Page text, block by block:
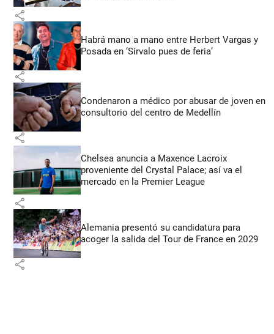
share
Habrá mano a mano entre Herbert Vargas y
Posada en ‘Sírvalo pues de feria’
share
Condenaron a médico por abusar de joven en
consultorio del centro de Medellín
share
Chelsea anuncia a Maxence Lacroix
proveniente del Crystal Palace; así va el
mercado en la Premier League
share
Alemania presentó su candidatura para
acoger la salida del Tour de France en 2029
share